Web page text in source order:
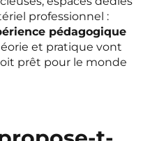
professionnel :
pédagogique
et pratique vont
prêt pour le monde